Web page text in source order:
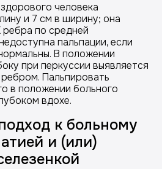
человека
и 7 см в ширину; она
по средней
пальпации, если
В положении
при перкуссии выявляется
Пальпировать
в положении больного
вдохе.
к больному
и (или)